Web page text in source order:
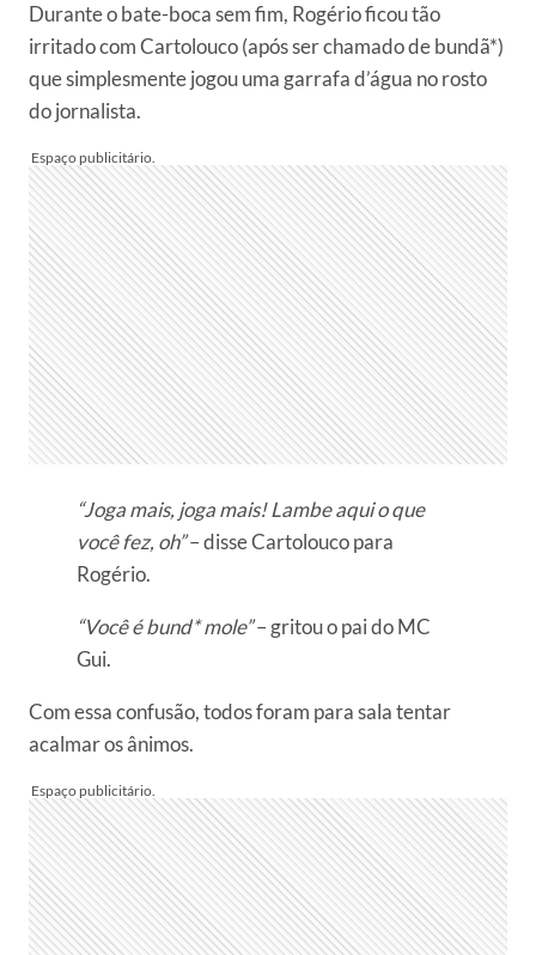
Durante o bate-boca sem fim, Rogério ficou tão
irritado com Cartolouco (após ser chamado de bundã*)
que simplesmente jogou uma garrafa d’água no rosto
do jornalista.
“Joga mais, joga mais! Lambe aqui o que
você fez, oh”– disse Cartolouco para
Rogério.
“Você é bund* mole”– gritou o pai do MC
Gui.
Com essa confusão, todos foram para sala tentar
acalmar os ânimos.